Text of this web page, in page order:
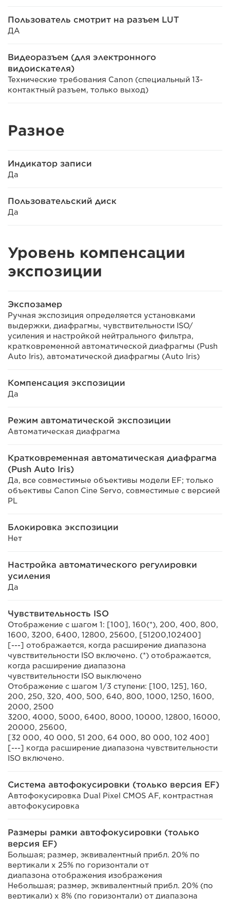
Пользователь смотрит на разъем LUT
ДА
Видеоразъем (для электронного
видоискателя)
Технические требования Canon (специальный 13-
контактный разъем, только выход)
Разное
Индикатор записи
Да
Пользовательский диск
Да
Уровень компенсации
экспозиции
Экспозамер
Ручная экспозиция определяется установками
выдержки, диафрагмы, чувствительности ISO/
усиления и настройкой нейтрального фильтра,
кратковременной автоматической диафрагмы (Push
Auto Iris), автоматической диафрагмы (Auto Iris)
Компенсация экспозиции
Да
Режим автоматической экспозиции
Автоматическая диафрагма
Кратковременная автоматическая диафрагма
(Push Auto Iris)
Да, все совместимые объективы модели EF; только
объективы Canon Cine Servo, совместимые с версией
PL
Блокировка экспозиции
Нет
Настройка автоматического регулировки
усиления
Да
Чувствительность ISO
Отображение с шагом 1: [100], 160(*), 200, 400, 800,
1600, 3200, 6400, 12800, 25600, [51200,102400]
[---] отображается, когда расширение диапазона
чувствительности ISO включено. (*) отображается,
когда расширение диапазона
чувствительности ISO выключено
Отображение с шагом 1/3 ступени: [100, 125], 160,
200, 250, 320, 400, 500, 640, 800, 1000, 1250, 1600,
2000, 2500
3200, 4000, 5000, 6400, 8000, 10000, 12800, 16000,
20000, 25600,
[32 000, 40 000, 51 200, 64 000, 80 000, 102 400]
[---] когда расширение диапазона чувствительности
ISO включено.
Система автофокусировки (только версия EF)
Автофокусировка Dual Pixel CMOS AF, контрастная
автофокусировка
Размеры рамки автофокусировки (только
версия EF)
Большая; размер, эквивалентный прибл. 20% по
вертикали x 25% по горизонтали от
диапазона отображения изображения
Небольшая; размер, эквивалентный прибл. 20% (по
вертикали) x 8% (по горизонтали) от диапазона